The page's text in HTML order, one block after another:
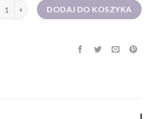
suknie wieczoroweDODAJ DO KOSZYKA